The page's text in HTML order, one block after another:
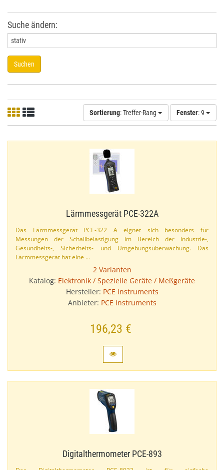
Suche ändern:
Suchen
Sortierung: Treffer-Rang Fenster: 9
Lärmmessgerät PCE-​322A
Das Lärmmessgerät PCE-​322 A eignet sich besonders für
Messungen der Schallbelästigung im Bereich der Industrie-​,
Gesundheits-​, Sicherheits- und Umgebungsüberwachung. Das
Lärmmessgerät hat eine …
2 Varianten
Katalog: Elektronik / Spezielle Geräte / Meßgeräte
Hersteller: PCE Instruments
Anbieter: PCE Instruments
196,23 €
Digitalthermometer PCE-​893